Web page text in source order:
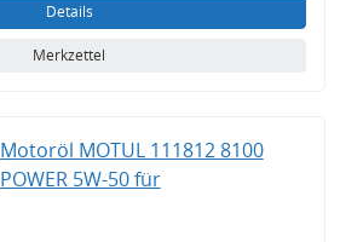
Details
Merkzettel
Motoröl MOTUL 111812 8100
POWER 5W-50 für